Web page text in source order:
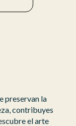
preservan la
contribuyes
el arte